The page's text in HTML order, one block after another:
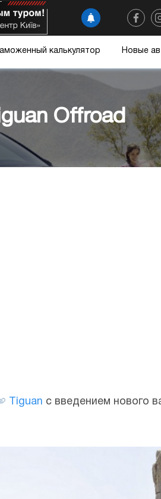
калькулятор Новые
Offroad
Tiguan с введением нового